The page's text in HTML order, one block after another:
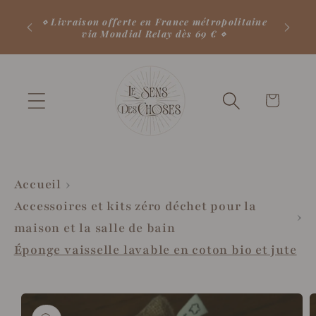
passer
au
contenu
⋄ Livraison offerte en France métropolitaine
via Mondial Relay dès 69 € ⋄
panier
Accueil
Accessoires et kits zéro déchet pour la
maison et la salle de bain
Éponge vaisselle lavable en coton bio et jute
Passer aux
informations